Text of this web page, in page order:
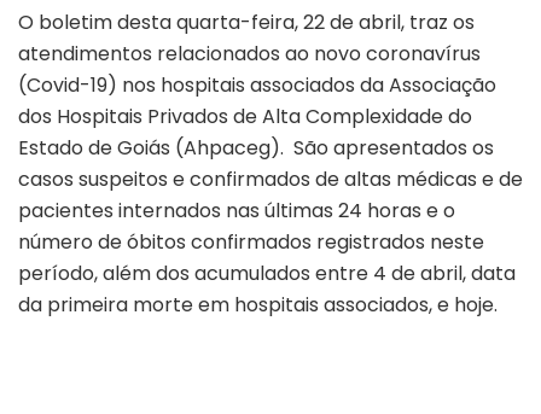
O boletim desta quarta-feira, 22 de abril, traz os
atendimentos relacionados ao novo coronavírus
(Covid-19) nos hospitais associados da Associação
dos Hospitais Privados de Alta Complexidade do
Estado de Goiás (Ahpaceg). São apresentados os
casos suspeitos e confirmados de altas médicas e de
pacientes internados nas últimas 24 horas e o
número de óbitos confirmados registrados neste
período, além dos acumulados entre 4 de abril, data
da primeira morte em hospitais associados, e hoje.